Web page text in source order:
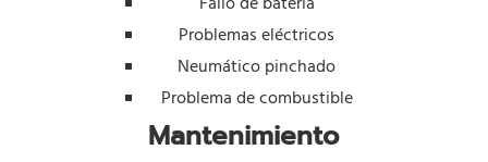
Problemas eléctricos
Neumático pinchado
Problema de combustible
Mantenimiento